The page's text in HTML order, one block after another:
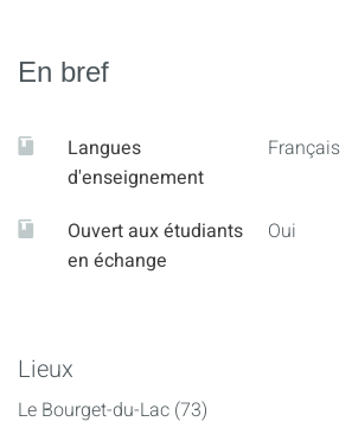
En bref
Langues
d'enseignement
Français
Ouvert aux étudiants
en échange
Oui
Lieux
Le Bourget-du-Lac (73)